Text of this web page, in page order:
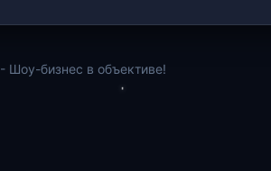
- Шоу-бизнес в объективе!